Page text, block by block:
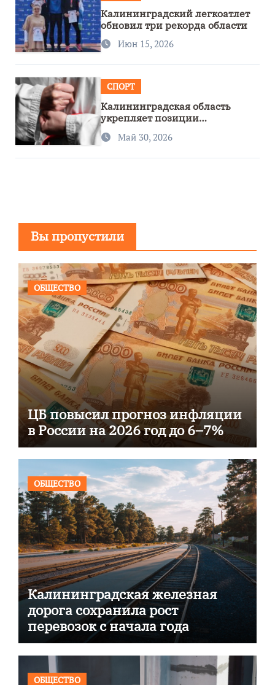
Калининградский легкоатлет
обновил три рекорда области
Июн 15, 2026
СПОРТ
Калининградская область
укрепляет позиции
спортивного региона
Май 30, 2026
Вы пропустили
ОБЩЕСТВО
ЦБ повысил прогноз инфляции
в России на 2026 год до 6–7%
ОБЩЕСТВО
Калининградская железная
дорога сохранила рост
перевозок с начала года
ОБЩЕСТВО